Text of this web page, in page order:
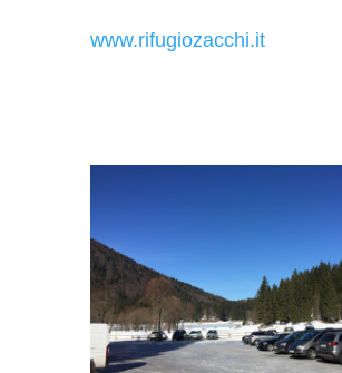
www.rifugiozacchi.it